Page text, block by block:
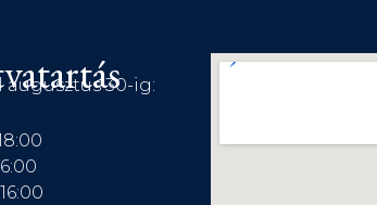
augusztus 30-ig: